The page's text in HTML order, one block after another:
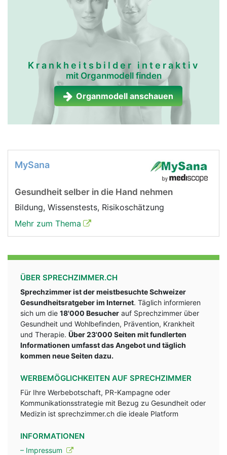
Krankheitsbilder interaktiv
mit Organmodell finden
Organmodell anschauen
MySana
Gesundheit selber in die Hand nehmen
Bildung, Wissenstests, Risikoschätzung
Mehr zum Thema
ÜBER SPRECHZIMMER.CH
Sprechzimmer ist der meistbesuchte Schweizer
Gesundheitsratgeber im Internet. Täglich informieren
sich um die 18'000 Besucher auf Sprechzimmer über
Gesundheit und Wohlbefinden, Prävention, Krankheit
und Therapie. Über 23'000 Seiten mit fundlerten
Informationen umfasst das Angebot und täglich
kommen neue Seiten dazu.
WERBEMÖGLICHKEITEN AUF SPRECHZIMMER
Für Ihre Werbebotschaft, PR-Kampagne oder
Kommunikationsstrategie mit Bezug zu Gesundheit oder
Medizin ist sprechzimmer.ch die ideale Platform
INFORMATIONEN
– Impressum